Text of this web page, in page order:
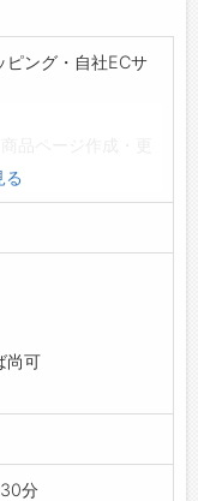
ング・自社ECサ
売促進業務を担当
るため、入荷・検
囲:会
移行します。
る
尚可
分